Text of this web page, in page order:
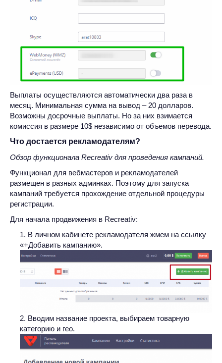
Выплаты осуществляются автоматически два раза в
месяц. Минимальная сумма на вывод – 20 долларов.
Возможны досрочные выплаты. Но за них взимается
комиссия в размере 10$ независимо от объемов перевода.
Что достается рекламодателям?
Обзор функционала Recreativ для проведения кампаний.
Функционал для вебмастеров и рекламодателей
размещен в разных админках. Поэтому для запуска
кампаний требуется прохождение отдельной процедуры
регистрации.
Для начала продвижения в Recreativ:
В личном кабинете рекламодателя жмем на ссылку
«+Добавить кампанию».
Вводим название проекта, выбираем товарную
категорию и гео.